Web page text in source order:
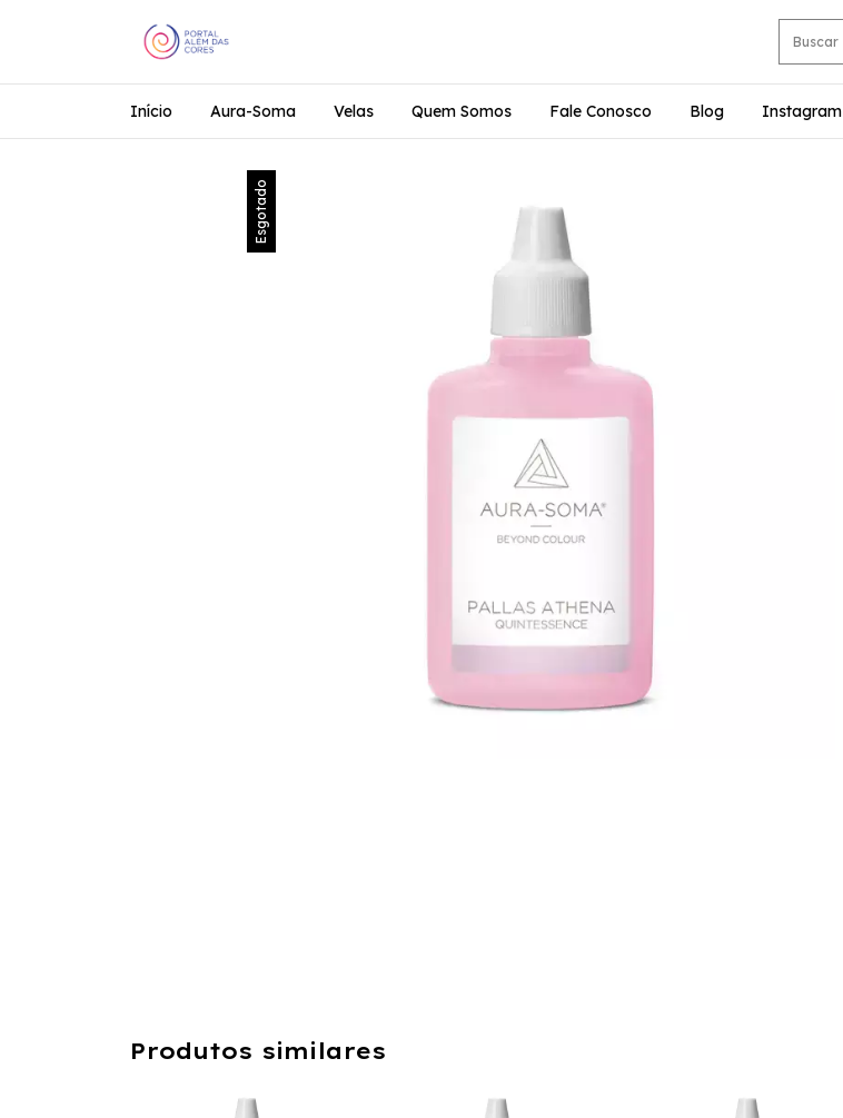
Início Aura-Soma Velas Quem Somos Fale Conosco Blog Instagram
Esgotado
Produtos similares